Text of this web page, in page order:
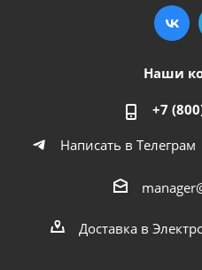
Наши
+7
Написать в Телеграм
Доставка в